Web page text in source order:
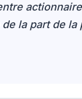
la part de la